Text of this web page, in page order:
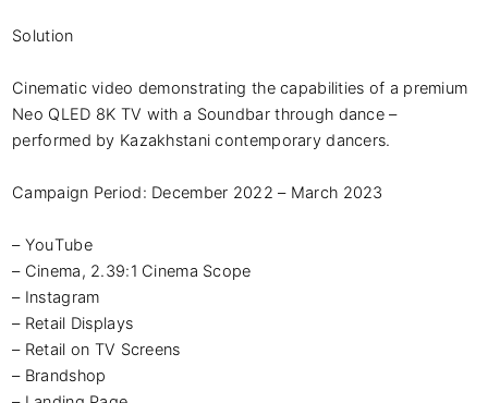
Solution
Cinematic video demonstrating the capabilities of a premium
Neo QLED 8K TV with a Soundbar through dance –
performed by Kazakhstani contemporary dancers.
Campaign Period: December 2022 – March 2023
– YouTube
– Cinema, 2.39:1 Cinema Scope
– Instagram
– Retail Displays
– Retail on TV Screens
– Brandshop